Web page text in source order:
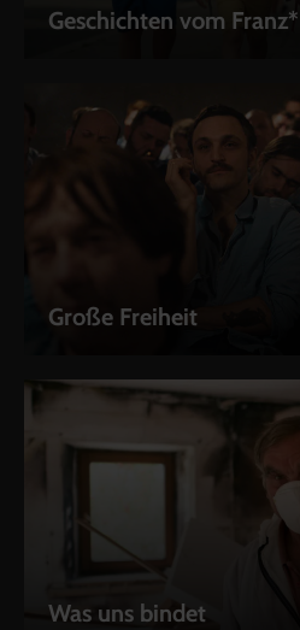
Geschichten vom Franz*
Große Freiheit
Was uns bindet